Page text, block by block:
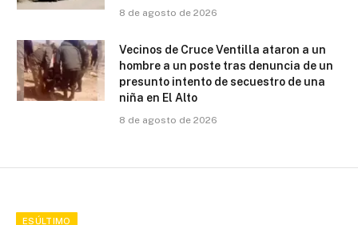
8 de agosto de 2026
Vecinos de Cruce Ventilla ataron a un
hombre a un poste tras denuncia de un
presunto intento de secuestro de una
niña en El Alto
8 de agosto de 2026
ESÚLTIMO